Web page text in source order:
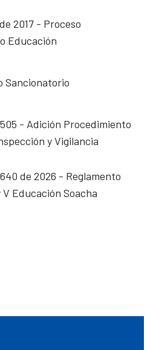
2017 - Proceso
Educación
Sancionatorio
- Adición Procedimiento
y Vigilancia
de 2026 - Reglamento
Educación Soacha